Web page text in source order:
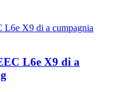
L6e X9 di a